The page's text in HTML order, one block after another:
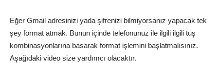
Eğer Gmail adresinizi yada şifrenizi bilmiyorsanız yapacak tek
şey format atmak. Bunun içinde telefonunuz ile ilgili ilgili tuş
kombinasyonlarına basarak format işlemini başlatmalısınız.
Aşağıdaki video size yardımcı olacaktır.